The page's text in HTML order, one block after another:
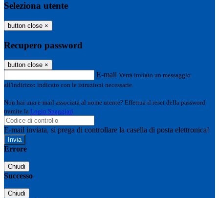
Seleziona utente
button close ×
Recupero password
button close ×
E-mail Verrà inviato un messaggio
all'indirizzo indicato con le istruzioni necessarie.
Non hai una e-mail associata al nome utente? Effettua il reset della password
tramite la Login Spaggiari
E-mail inviata, si prega di controllare la casella di posta elettronica!
Errore
Chiudi
Successo
Chiudi